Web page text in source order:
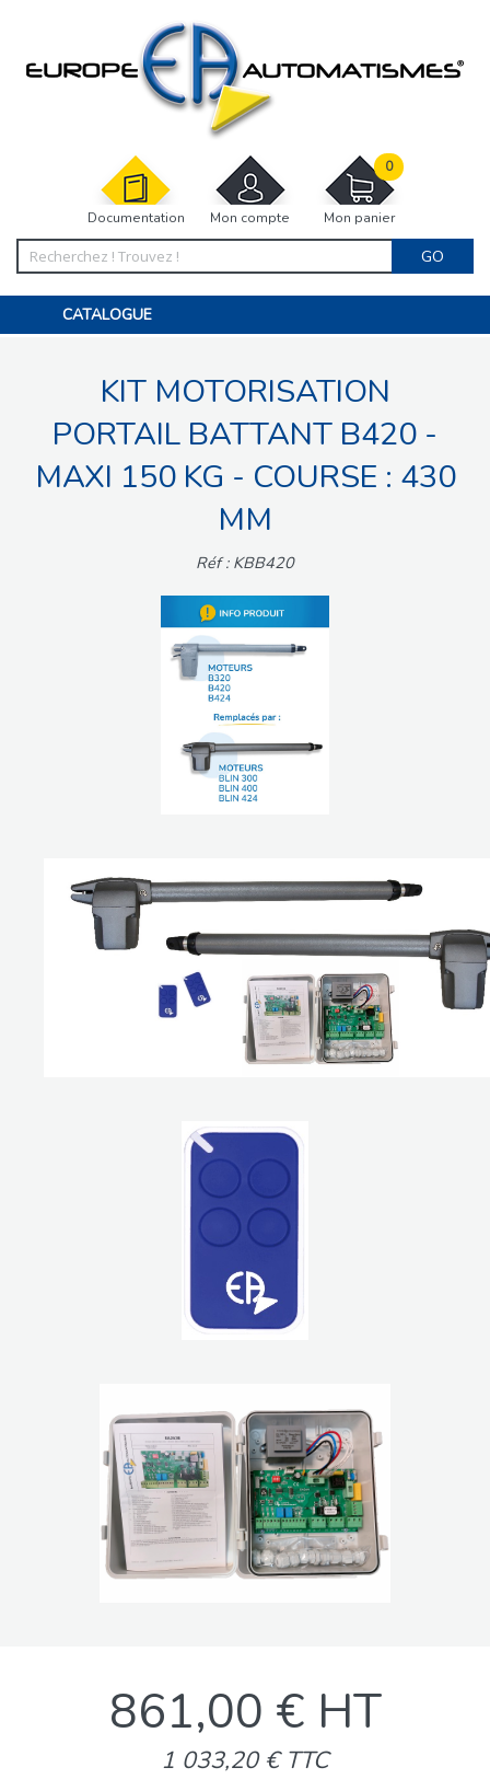
Documentation Mon compte Mon panier
0
GO
CATALOGUE
MOTORISATIONS
ACCESSOIRES ET ELECTRONIQUES
INTERPHONES VISIOPHONES
KIT MOTORISATION
PORTAIL BATTANT B420 -
MAXI 150 KG - COURSE : 430
MM
Réf : KBB420
861,00 € HT
1 033,20 € TTC